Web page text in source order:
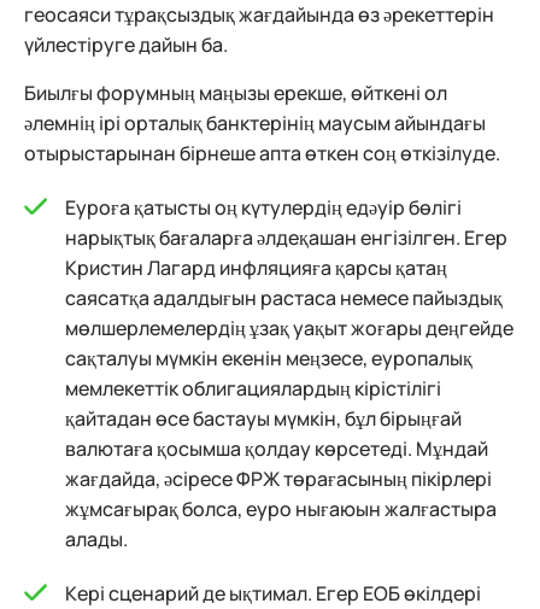
геосаяси тұрақсыздық жағдайында өз әрекеттерін
үйлестіруге дайын ба.
Биылғы форумның маңызы ерекше, өйткені ол
әлемнің ірі орталық банктерінің маусым айындағы
отырыстарынан бірнеше апта өткен соң өткізілуде.
Еуроға қатысты оң күтулердің едәуір бөлігі
нарықтық бағаларға әлдеқашан енгізілген. Егер
Кристин Лагард инфляцияға қарсы қатаң
саясатқа адалдығын растаса немесе пайыздық
мөлшерлемелердің ұзақ уақыт жоғары деңгейде
сақталуы мүмкін екенін меңзесе, еуропалық
мемлекеттік облигациялардың кірістілігі
қайтадан өсе бастауы мүмкін, бұл бірыңғай
валютаға қосымша қолдау көрсетеді. Мұндай
жағдайда, әсіресе ФРЖ төрағасының пікірлері
жұмсағырақ болса, еуро нығаюын жалғастыра
алады.
Кері сценарий де ықтимал. Егер ЕОБ өкілдері